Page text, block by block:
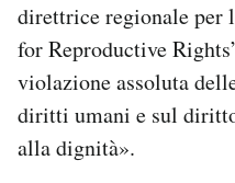
direttrice regionale per
for Reproductive
violazione assoluta
diritti umani e sul
alla dignità».